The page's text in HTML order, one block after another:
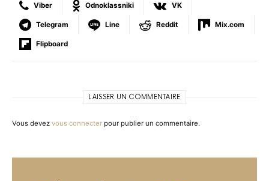
Viber Odnoklassniki VK
Telegram Line Reddit Mix.com
Flipboard
LAISSER UN COMMENTAIRE
Vous devez vous connecter pour publier un commentaire.